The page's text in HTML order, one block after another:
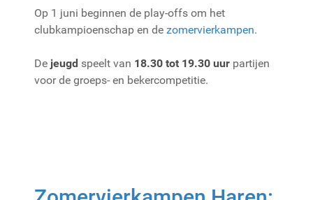
Op 1 juni beginnen de play-offs om het
clubkampioenschap en de zomervierkampen.
De jeugd speelt van 18.30 tot 19.30 uur partijen
voor de groeps- en bekercompetitie.